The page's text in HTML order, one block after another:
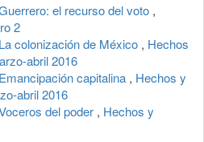
el recurso del voto ,
2
La colonización de México , Hechos
abril 2016
Emancipación capitalina , Hechos y
abril 2016
del poder , Hechos y